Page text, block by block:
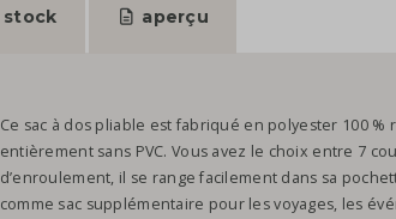
stock aperçu
Ce sac à dos pliable est fabriqué en polyester 100 %
entièrement sans PVC. Vous avez le choix entre 7
d’enroulement, il se range facilement dans sa
comme sac supplémentaire pour les voyages, les